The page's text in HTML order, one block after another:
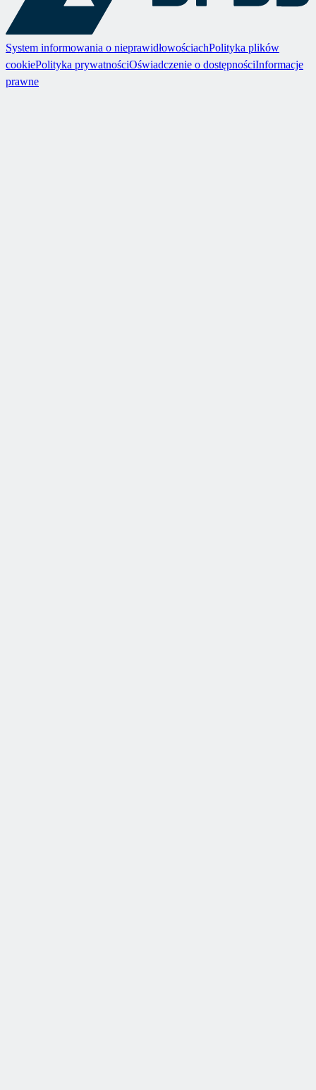
System informowania o nieprawidłowościachPolityka plików
cookiePolityka prywatnościOświadczenie o dostępnościInformacje
prawne